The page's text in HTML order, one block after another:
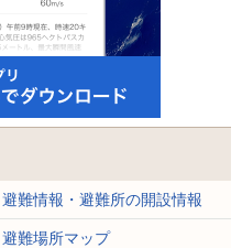
避難情報・避難所の開設情報
避難場所マップ